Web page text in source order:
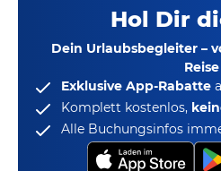
Hol Dir
Dein Urlaubsbegleiter –
Reise
Exklusive App-Rabatte
Komplett kostenlos,
Alle Buchungsinfos